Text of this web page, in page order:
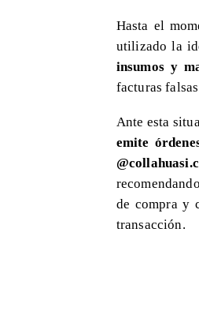
Hasta el
utilizado la
insumos y
facturas
Ante esta
emite
recomendando
de compra y
transacción.